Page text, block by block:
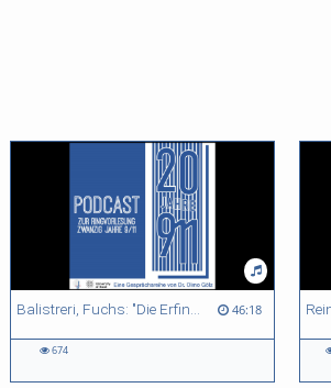
Balistreri, Fuchs: "Die Erfindung des moderaten Islam: 9/11 und der aktive Umbau der Religion in der islamischen Welt" 46:18
674